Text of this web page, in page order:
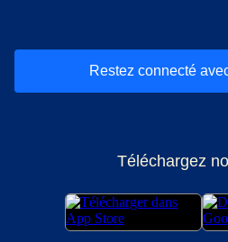
Restez connecté
Téléchargez